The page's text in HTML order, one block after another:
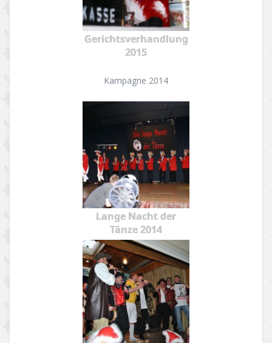
Gerichtsverhandlung
2015
Kampagne 2014
Lange Nacht der
Tänze 2014